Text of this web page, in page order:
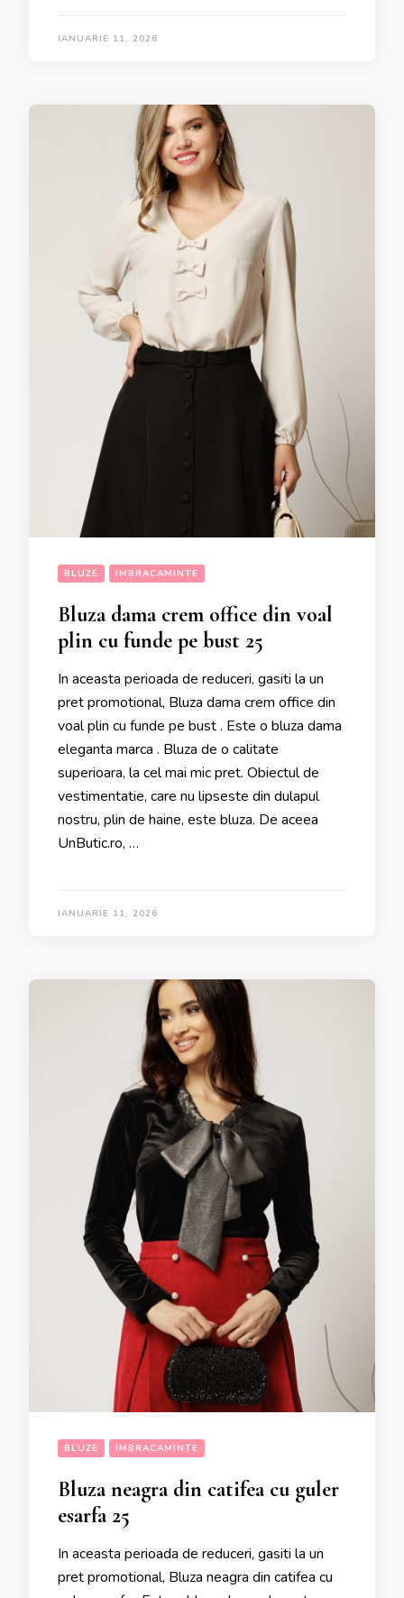
IANUARIE 11, 2026
BLUZE IMBRACAMINTE
Bluza dama crem office din voal
plin cu funde pe bust 25
In aceasta perioada de reduceri, gasiti la un
pret promotional, Bluza dama crem office din
voal plin cu funde pe bust . Este o bluza dama
eleganta marca . Bluza de o calitate
superioara, la cel mai mic pret. Obiectul de
vestimentatie, care nu lipseste din dulapul
nostru, plin de haine, este bluza. De aceea
UnButic.ro, …
IANUARIE 11, 2026
BLUZE IMBRACAMINTE
Bluza neagra din catifea cu guler
esarfa 25
In aceasta perioada de reduceri, gasiti la un
pret promotional, Bluza neagra din catifea cu